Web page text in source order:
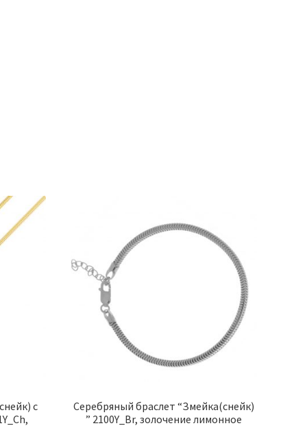
с
Серебряный браслет “Змейка(снейк)
” 2100Y_Br, золочение лимонное